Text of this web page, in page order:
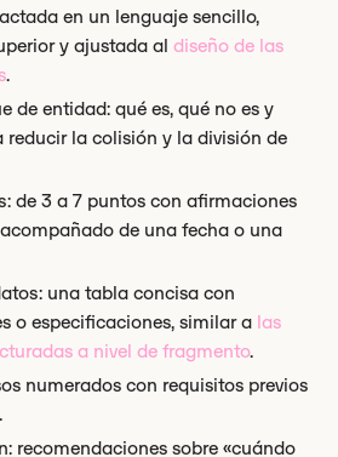
en un lenguaje sencillo,
y ajustada aldiseño de las
.
de entidad: qué es, qué no es y
reducir la colisión y la división de
de 3 a 7 puntos con afirmaciones
de una fecha o una
una tabla concisa con
o especificaciones, similar a las
a nivel de fragmento.
numerados con requisitos previos
recomendaciones sobre «cuándo